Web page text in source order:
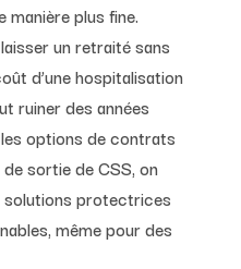
manière plus fine.
un retraité sans
d’une hospitalisation
ruiner des années
options de contrats
sortie de CSS, on
solutions protectrices
même pour des